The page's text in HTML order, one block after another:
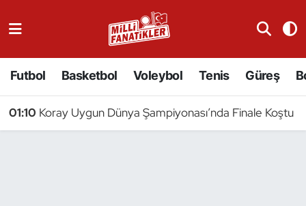
Futbol Basketbol Voleybol Tenis Güreş
01:10 Koray Uygun Dünya Şampiyonası’nda Finale Koştu
Badminton